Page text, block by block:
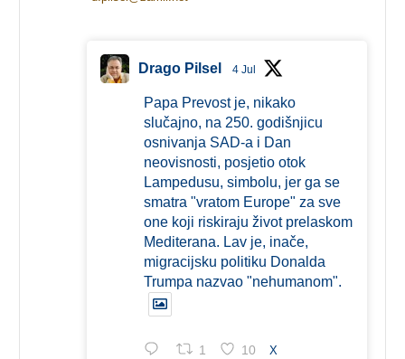
Drago Pilsel 4 Jul
Papa Prevost je, nikako
slučajno, na 250. godišnjicu
osnivanja SAD-a i Dan
neovisnosti, posjetio otok
Lampedusu, simbolu, jer ga se
smatra "vratom Europe" za sve
one koji riskiraju život prelaskom
Mediterana. Lav je, inače,
migracijsku politiku Donalda
Trumpa nazvao "nehumanom".
1 10 X